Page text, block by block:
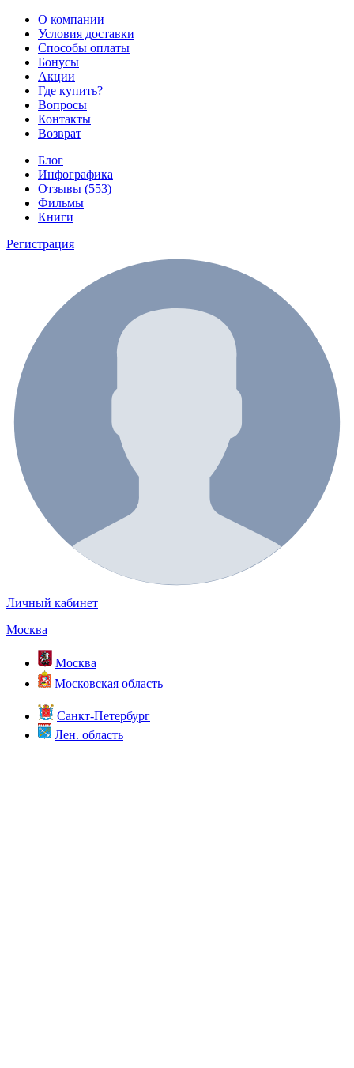
О компании
Условия доставки
Способы оплаты
Бонусы
Акции
Где купить?
Вопросы
Контакты
Возврат
Блог
Инфографика
Отзывы (553)
Фильмы
Книги
Регистрация
Личный кабинет
Москва
Москва
Московская область
Санкт-Петербург
Лен. область